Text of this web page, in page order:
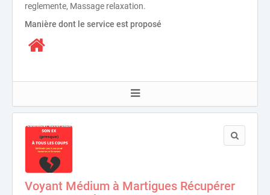
reglemente, Massage relaxation.
Manière dont le service est proposé
Voyant Médium à Martigues Récupérer